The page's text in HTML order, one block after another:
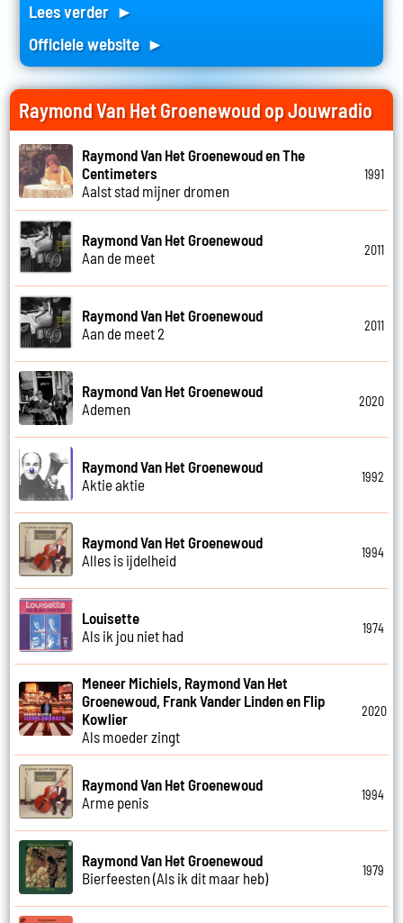
Lees verder ►
Officiele website ►
Raymond Van Het Groenewoud op Jouwradio
Raymond Van Het Groenewoud en The
Centimeters
Aalst stad mijner dromen
1991
Raymond Van Het Groenewoud
Aan de meet
2011
Raymond Van Het Groenewoud
Aan de meet 2
2011
Raymond Van Het Groenewoud
Ademen
2020
Raymond Van Het Groenewoud
Aktie aktie
1992
Raymond Van Het Groenewoud
Alles is ijdelheid
1994
Louisette
Als ik jou niet had
1974
Meneer Michiels, Raymond Van Het
Groenewoud, Frank Vander Linden en Flip
Kowlier
Als moeder zingt
2020
Raymond Van Het Groenewoud
Arme penis
1994
Raymond Van Het Groenewoud
Bierfeesten (Als ik dit maar heb)
1979